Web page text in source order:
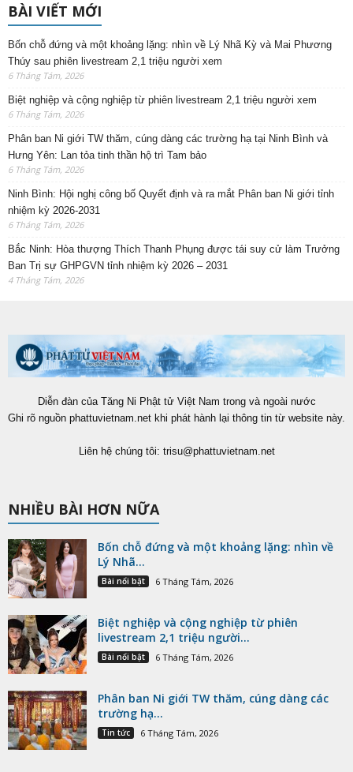
BÀI VIẾT MỚI
Bốn chỗ đứng và một khoảng lặng: nhìn về Lý Nhã Kỳ và Mai Phương
Thúy sau phiên livestream 2,1 triệu người xem
6 Tháng Tám, 2026
Biệt nghiệp và cộng nghiệp từ phiên livestream 2,1 triệu người xem
6 Tháng Tám, 2026
Phân ban Ni giới TW thăm, cúng dàng các trường hạ tại Ninh Bình và
Hưng Yên: Lan tỏa tinh thần hộ trì Tam bảo
6 Tháng Tám, 2026
Ninh Bình: Hội nghị công bố Quyết định và ra mắt Phân ban Ni giới tỉnh
nhiệm kỳ 2026-2031
6 Tháng Tám, 2026
Bắc Ninh: Hòa thượng Thích Thanh Phụng được tái suy cử làm Trưởng
Ban Trị sự GHPGVN tỉnh nhiệm kỳ 2026 – 2031
4 Tháng Tám, 2026
Diễn đàn của Tăng Ni Phật tử Việt Nam trong và ngoài nước
Ghi rõ nguồn phattuvietnam.net khi phát hành lại thông tin từ website này.
Liên hệ chúng tôi: trisu@phattuvietnam.net
NHIỀU BÀI HƠN NỮA
Bốn chỗ đứng và một khoảng lặng: nhìn về
Lý Nhã...
Bài nổi bật 6 Tháng Tám, 2026
Biệt nghiệp và cộng nghiệp từ phiên
livestream 2,1 triệu người...
Bài nổi bật 6 Tháng Tám, 2026
Phân ban Ni giới TW thăm, cúng dàng các
trường hạ...
Tin tức 6 Tháng Tám, 2026